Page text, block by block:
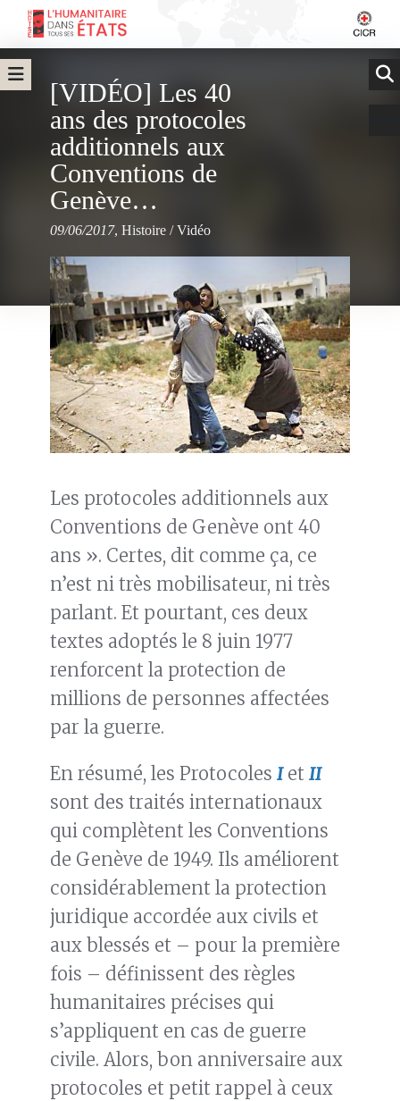
[VIDÉO] Les 40
ans des protocoles
additionnels aux
Conventions de
Genève…
09/06/2017, Histoire /Vidéo
Les protocoles additionnels aux
Conventions de Genève ont 40
ans ». Certes, dit comme ça, ce
n’est ni très mobilisateur, ni très
parlant. Et pourtant, ces deux
textes adoptés le 8 juin 1977
renforcent la protection de
millions de personnes affectées
par la guerre.
En résumé, les Protocoles I et II
sont des traités internationaux
qui complètent les Conventions
de Genève de 1949. Ils améliorent
considérablement la protection
juridique accordée aux civils et
aux blessés et – pour la première
fois – définissent des règles
humanitaires précises qui
s’appliquent en cas de guerre
civile. Alors, bon anniversaire aux
protocoles et petit rappel à ceux